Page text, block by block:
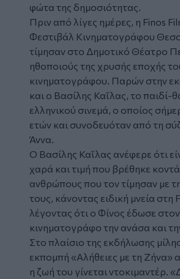
φώτα της δημοσιότητας.
Πριν από λίγες ημέρες, η Finos
Φεστιβάλ Κινηματογράφου
τίμησαν στο Δημοτικό Θέατρο
ηθοποιούς της χρυσής εποχής
κινηματογράφου. Παρών στην
και ο Βασίλης Καΐλας, το παιδί-
ελληνικού σινεμά, ο οποίος
ετών και συνοδευόταν από τη
Άννα.
Ο Βασίλης Καΐλας ανέφερε ότι
χαρά και τιμή που βρέθηκε
ανθρώπους που τον τίμησαν με
τους, κάνοντας ειδική μνεία στη
λέγοντας ότι ο Φίνος έδωσε
κινηματογράφο την ανάσα και
Στο πλαίσιο της εκδήλωσης
εκπομπή «Αλήθειες με τη Ζήνα»
η ζωή του γίνεται ντοκιμαντέρ.